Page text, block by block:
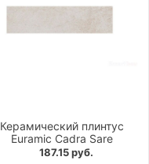
Керамический плинтус
Euramic Cadra Sare
187.15 руб.